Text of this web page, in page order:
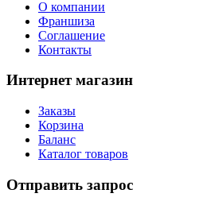
О компании
Франшиза
Соглашение
Контакты
Интернет магазин
Заказы
Корзина
Баланс
Каталог товаров
Отправить запрос